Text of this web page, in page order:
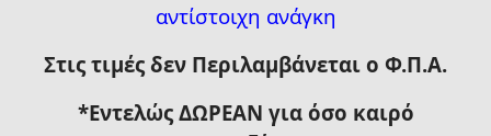
αντίστοιχη ανάγκη
Στις τιμές δεν Περιλαμβάνεται ο Φ.Π.Α.
*Εντελώς ΔΩΡΕΑΝ για όσο καιρό